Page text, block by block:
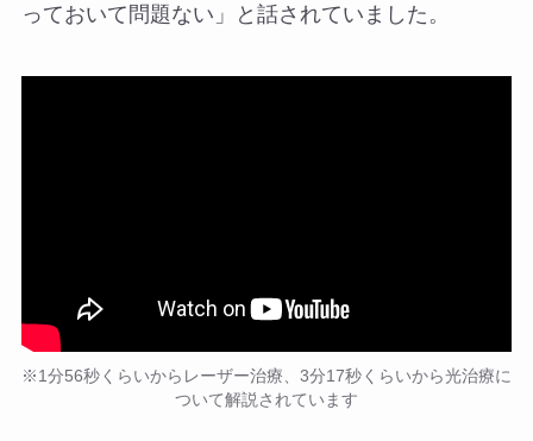
っておいて問題ない」と話されていました。
※1分56秒くらいからレーザー治療、3分17秒くらいから光治療に
ついて解説されています